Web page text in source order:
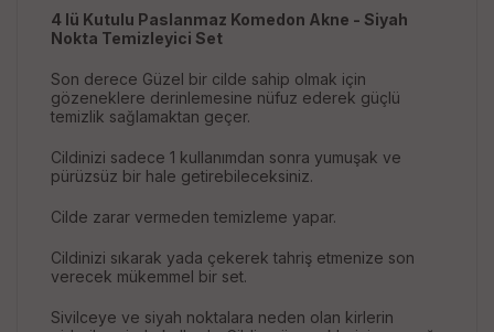
4 lü Kutulu Paslanmaz Komedon Akne - Siyah
Nokta Temizleyici Set
Son derece Güzel bir cilde sahip olmak için
gözeneklere derinlemesine nüfuz ederek güçlü
temizlik sağlamaktan geçer.
Cildinizi sadece 1 kullanımdan sonra yumuşak ve
pürüzsüz bir hale getirebileceksiniz.
Cilde zarar vermeden temizleme yapar.
Cildinizi sıkarak yada çekerek tahriş etmenize son
verecek mükemmel bir set.
Sivilceye ve siyah noktalara neden olan kirlerin